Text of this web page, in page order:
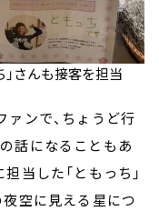
」さんも接客を担当
ンで、ちょうど行
話になることもあ
当した「ともっち」
夜空に見える星につ